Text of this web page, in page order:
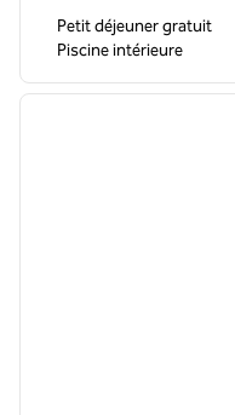
Petit déjeuner gratuit
Piscine intérieure
1 sur 12